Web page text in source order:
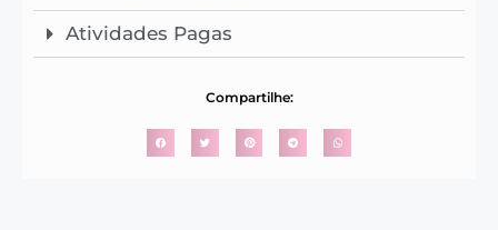
Atividades Pagas
Compartilhe: